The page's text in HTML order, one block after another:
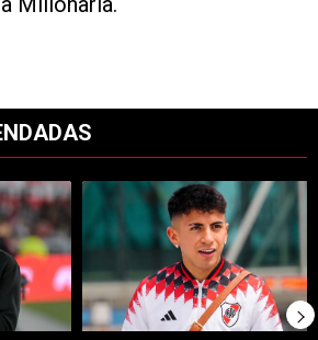
con el título "Dos debuts y un regreso
Un artículo de tendencia con el